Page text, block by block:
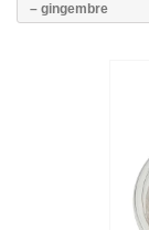
– gingembre